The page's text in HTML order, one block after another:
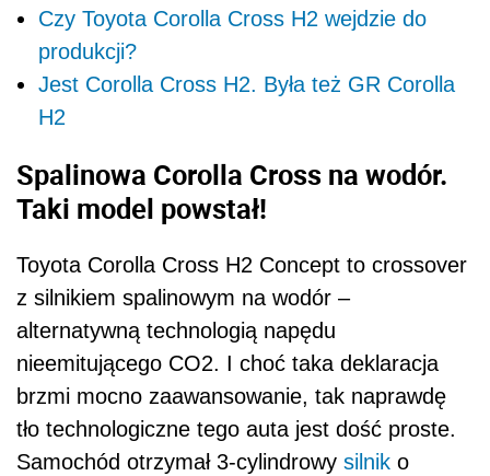
Czy Toyota Corolla Cross H2 wejdzie do
produkcji?
Jest Corolla Cross H2. Była też GR Corolla
H2
Spalinowa Corolla Cross na wodór.
Taki model powstał!
Toyota Corolla Cross H2 Concept to crossover
z silnikiem spalinowym na wodór –
alternatywną technologią napędu
nieemitującego CO2. I choć taka deklaracja
brzmi mocno zaawansowanie, tak naprawdę
tło technologiczne tego auta jest dość proste.
Samochód otrzymał 3-cylindrowy silnik o